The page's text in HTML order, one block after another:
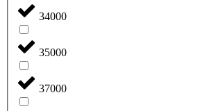
34000
35000
37000